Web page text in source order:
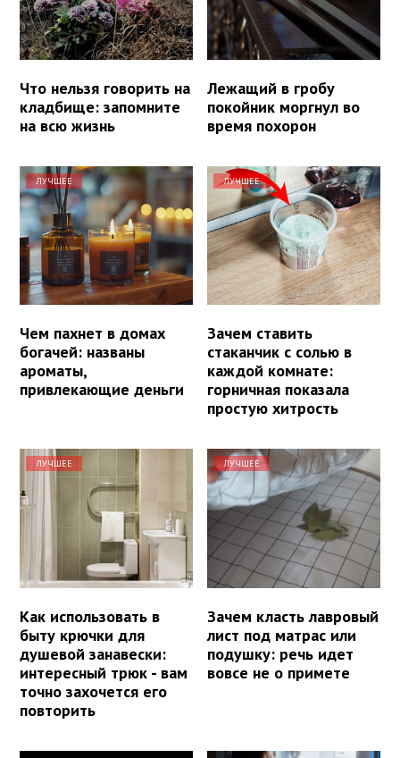
Что нельзя говорить на
кладбище: запомните
на всю жизнь
Лежащий в гробу
покойник моргнул во
время похорон
ЛУЧШЕЕ
Чем пахнет в домах
богачей: названы
ароматы,
привлекающие деньги
ЛУЧШЕЕ
Зачем ставить
стаканчик с солью в
каждой комнате:
горничная показала
простую хитрость
ЛУЧШЕЕ
Как использовать в
быту крючки для
душевой занавески:
интересный трюк - вам
точно захочется его
повторить
ЛУЧШЕЕ
Зачем класть лавровый
лист под матрас или
подушку: речь идет
вовсе не о примете